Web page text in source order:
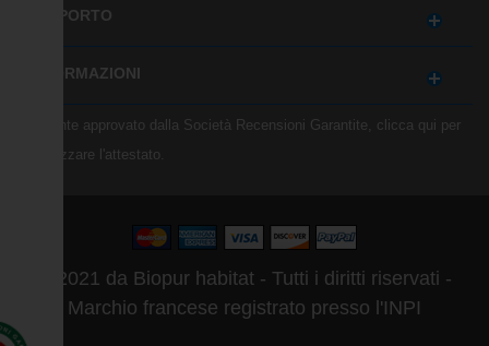
SUPPORTO
INFORMAZIONI
Mercante approvato dalla Società Recensioni Garantite, clicca qui per
visualizzare l'attestato
© 2021 da Biopur habitat - Tutti i diritti riservati -
Marchio francese registrato presso l'INPI